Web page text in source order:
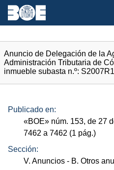
Anuncio de Delegación de la
Administración Tributaria de
inmueble subasta n.º:
Publicado en:
«BOE» núm. 153, de 27
7462 a 7462 (1 pág.)
Sección:
V. Anuncios - B. Otros